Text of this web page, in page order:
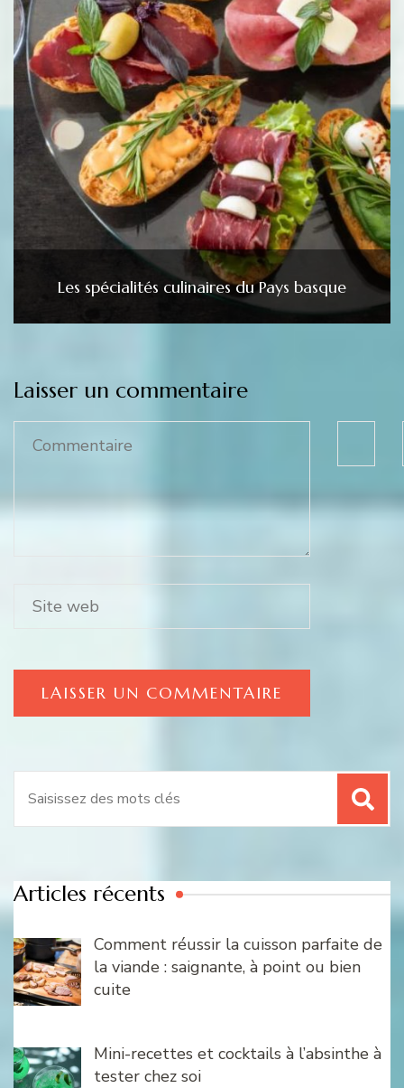
Les spécialités culinaires du Pays basque
Laisser un commentaire
Articles récents
Comment réussir la cuisson parfaite de
la viande : saignante, à point ou bien
cuite
Mini-recettes et cocktails à l’absinthe à
tester chez soi